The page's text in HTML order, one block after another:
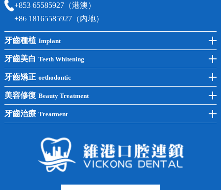
+853 65585927（港澳）
+86 18165585927（內地）
牙齒種植 Implant
前牙種植
後牙種植
單顆種植
半口種植
全口種植
牙齒美白 Teeth Whitening
冷光美白
洗牙
黃黑牙
常見問題
牙齒矯正 orthodontic
牙齒矯正
兒童矯正
牙列不齊
美容修復 Beauty Treatment
全瓷牙
牙齒治療 Treatment
牙齦出血